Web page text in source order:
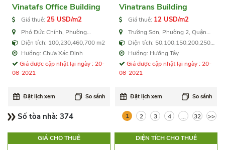
Vinatafs Office Building
Giá thuê: 25 USD/m2
Phó Đức Chính, Phường
Nguyễn Thái Bình, Quận 1
Diện tích: 100,230,460,700 m2
Hướng: Chưa Xác Định
Giá được cập nhật lại ngày : 20-
08-2021
Đặt lịch xem So sánh
Vinatrans Building
Giá thuê: 12 USD/m2
Trường Sơn, Phường 2, Quận
Tân Bình
Diện tích: 50,100,150,200,250
m2 Hướng: Hướng Tây
Giá được cập nhật lại ngày : 20-
08-2021
Đặt lịch xem So sánh
Số tòa nhà: 374 1 2 3 4 ... 32 >>
GIÁ CHO THUÊ DIỆN TÍCH CHO THUÊ